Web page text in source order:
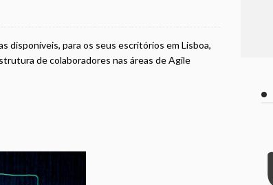
disponíveis, para os seus escritórios em Lisboa,
de colaboradores nas áreas de Agile